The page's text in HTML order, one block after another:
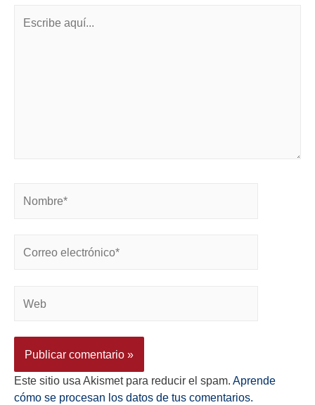
Este sitio usa Akismet para reducir el spam. Aprende
cómo se procesan los datos de tus comentarios.